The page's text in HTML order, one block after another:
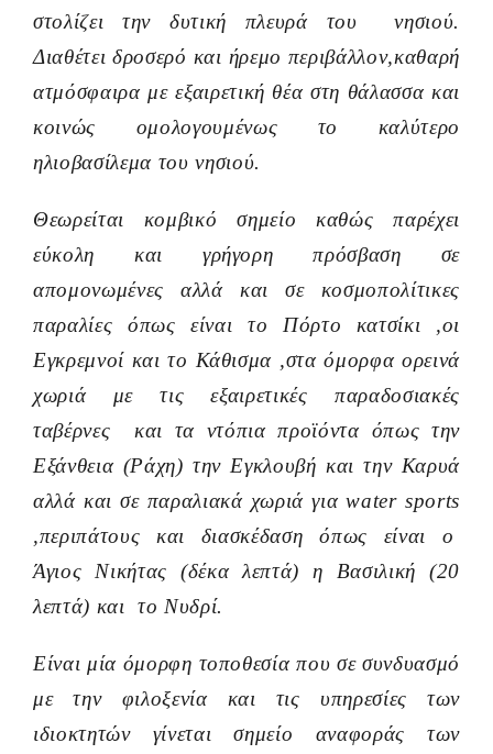
στολίζει την δυτική πλευρά του νησιού.
Διαθέτει δροσερό και ήρεμο περιβάλλον,καθαρή
ατμόσφαιρα με εξαιρετική θέα στη θάλασσα και
κοινώς ομολογουμένως το καλύτερο
ηλιοβασίλεμα του νησιού.
Θεωρείται κομβικό σημείο καθώς παρέχει
εύκολη και γρήγορη πρόσβαση σε
απομονωμένες αλλά και σε κοσμοπολίτικες
παραλίες όπως είναι το Πόρτο κατσίκι ,οι
Εγκρεμνοί και το Κάθισμα ,στα όμορφα ορεινά
χωριά με τις εξαιρετικές παραδοσιακές
ταβέρνες και τα ντόπια προϊόντα όπως την
Εξάνθεια (Ράχη) την Εγκλουβή και την Καρυά
αλλά και σε παραλιακά χωριά για water sports
,περιπάτους και διασκέδαση όπως είναι ο
Άγιος Νικήτας (δέκα λεπτά) η Βασιλική (20
λεπτά) και το Νυδρί.
Είναι μία όμορφη τοποθεσία που σε συνδυασμό
με την φιλοξενία και τις υπηρεσίες των
ιδιοκτητών γίνεται σημείο αναφοράς των